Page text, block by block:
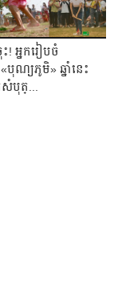
! អ្នករៀបចំ
ណ្យភូមិ» ឆ្នាំនេះ
បុត្...